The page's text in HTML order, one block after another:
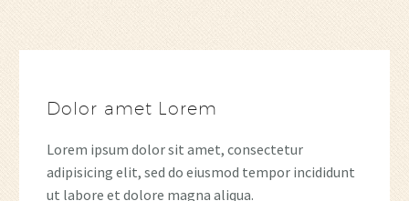
Dolor amet Lorem
Lorem ipsum dolor sit amet, consectetur
adipisicing elit, sed do eiusmod tempor incididunt
ut labore et dolore magna aliqua.